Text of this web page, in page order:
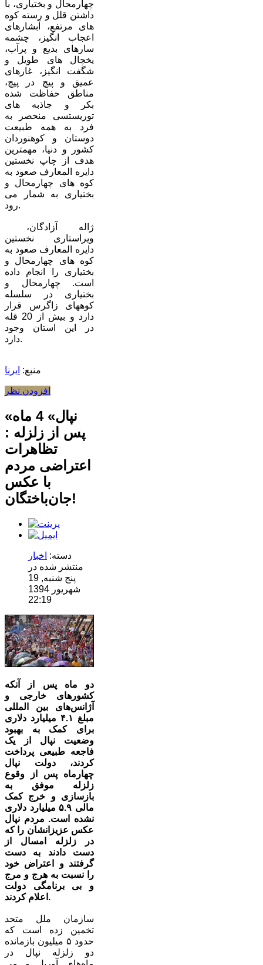
چهارمحال و بختیاری، با
داشتن قلل و رسته کوه
های مرتفع، آبشارهای
اعجاب انگیز، چشمه
سارهای بدیع و پرآب،
یخچال های طویل و
شگفت انگیز، غارهای
عمیق و پیچ در پیچ،
مناطق حفاظت شده
بکر و جاذبه های
توریستسی منحصر به
فرد به همه طبیعت
دوستان و کوهنوردان
کشور و دنیا، مهمترین
هدف از چاپ نخستین
دایره المعارف صعود به
کوه های چهارمحال و
بختیاری به شمار می
رود.
ویراستاری نخستین
دایره المعارف صعود به
کوه های چهارمحال و
بختیاری را انجام داده
است. چهارمحال و
بختیاری در سلسله
کوههای زاگرس قرار
دارد و بیش از 20 قله
در این استان وجود
دارد.
منبع: ایرنا
افزودن نظر
«نپال» 4 ماه
پس از زلزله :
تظاهرات
اعتراضی مردم
با عکس
جان‌باختگان!
دسته: اخبار
منتشر شده در
پنج شنبه, 19
شهریور 1394
22:19
دو ماه پس از آنکه
کشورهای خارجی و
آژانس‌های بین المللی
مبلغ ۴.۱ میلیارد دلاری‌
برای کمک به بهبود
وضعیت نپال از یک
فاجعه طبیعی پرداخت
کردند، دولت نپال
چهارماه پس از وقوع
زلزله موفق به
بازسازی و خرج کمک
مالی ۵.۹ میلیارد دلاری
نشده است. مردم نپال
عکس عزیزانشان را که
در زلزله امسال از
دست دادند به دست
گرفتند و اعتراض خود
را نسبت به هرج و مرج
و بی برنامگی دولت
اعلام کردند.
سازمان ملل متحد
تخمین زده است که
حدود ۵ میلیون بازمانده
دو زلزله نپال در